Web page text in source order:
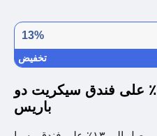
13%
تخفيض
خصم يصل إلى ١٣٪ على فندق سيكريت دو
باريس